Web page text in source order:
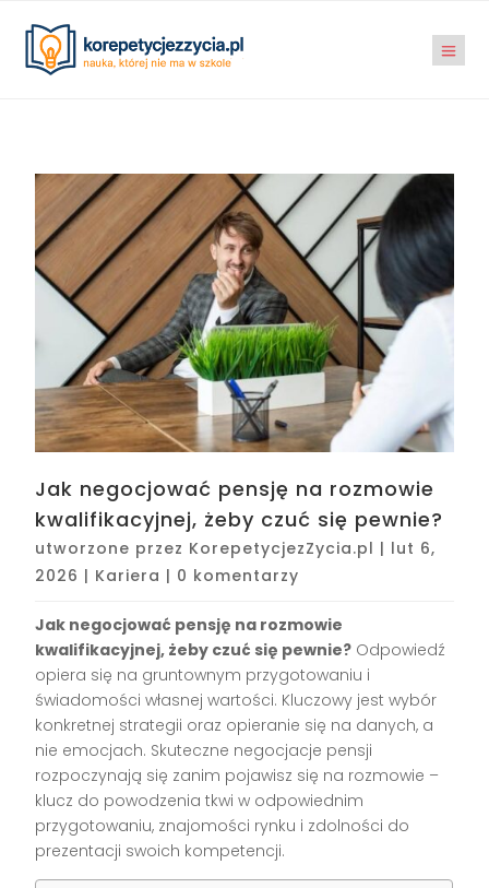
Jak negocjować pensję na rozmowie
kwalifikacyjnej, żeby czuć się pewnie?
utworzone przez KorepetycjezZycia.pl | lut 6,
2026 | Kariera | 0 komentarzy
Jak negocjować pensję na rozmowie
kwalifikacyjnej, żeby czuć się pewnie? Odpowiedź
opiera się na gruntownym przygotowaniu i
świadomości własnej wartości. Kluczowy jest wybór
konkretnej strategii oraz opieranie się na danych, a
nie emocjach. Skuteczne negocjacje pensji
rozpoczynają się zanim pojawisz się na rozmowie –
klucz do powodzenia tkwi w odpowiednim
przygotowaniu, znajomości rynku i zdolności do
prezentacji swoich kompetencji.